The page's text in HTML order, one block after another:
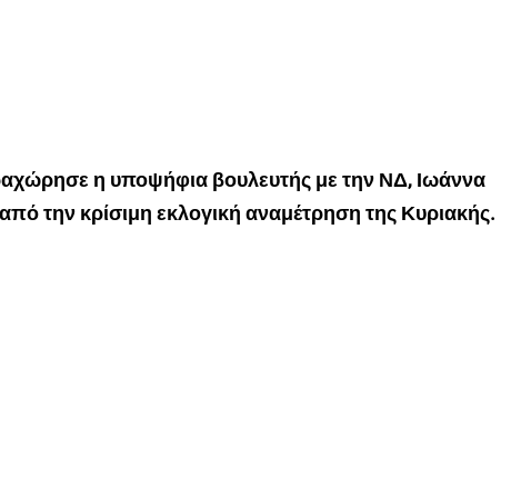
η υποψήφια βουλευτής με την ΝΔ, Ιωάννα
την κρίσιμη εκλογική αναμέτρηση της Κυριακής.